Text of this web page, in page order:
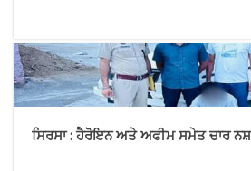
ਸਿਰਸਾ : ਹੈਰੋਇਨ ਅਤੇ ਅਫੀਮ ਸਮੇਤ ਚਾਰ